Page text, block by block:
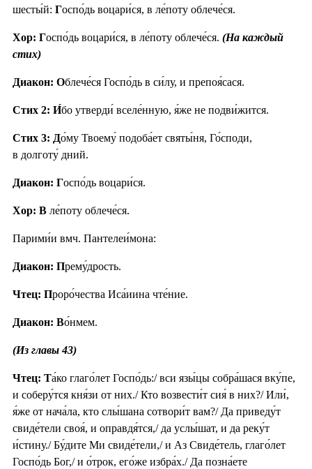
шесты́й: Госпо́дь воцари́ся, в ле́поту облече́ся.
Хор: Госпо́дь воцари́ся, в ле́поту облече́ся. (На каждый
стих)
Диакон: Облече́ся Госпо́дь в си́лу, и препоя́сася.
Стих 2: И́бо утверди́ вселе́нную, я́же не подви́жится.
Стих 3: До́му Твоему́ подоба́ет святы́ня, Го́споди,
в долготу́ дний.
Диакон: Госпо́дь воцари́ся.
Хор: В ле́поту облече́ся.
Парими́и вмч. Пантелеи́мона:
Диакон: Прему́дрость.
Чтец: Проро́чества Иса́иина чте́ние.
Диакон: Во́нмем.
(Из главы 43)
Чтец: Та́ко глаго́лет Госпо́дь:/ вси язы́цы собра́шася вку́пе,
и соберу́тся кня́зи от них./ Кто возвести́т сия́ в них?/ Или́,
я́же от нача́ла, кто слы́шана сотвори́т вам?/ Да приведу́т
свиде́тели своя́, и оправдя́тся,/ да услы́шат, и да реку́т
и́стину./ Бу́дите Ми свиде́тели,/ и Аз Свиде́тель, глаго́лет
Госпо́дь Бог,/ и о́трок, его́же избра́х./ Да позна́ете